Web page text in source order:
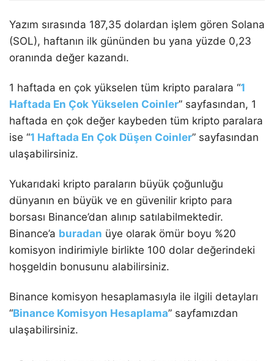
Yazım sırasında 187,35 dolardan işlem gören Solana
(SOL), haftanın ilk gününden bu yana yüzde 0,23
oranında değer kazandı.
1 haftada en çok yükselen tüm kripto paralara “1
Haftada En Çok Yükselen Coinler” sayfasından, 1
haftada en çok değer kaybeden tüm kripto paralara
ise “1 Haftada En Çok Düşen Coinler” sayfasından
ulaşabilirsiniz.
Yukarıdaki kripto paraların büyük çoğunluğu
dünyanın en büyük ve en güvenilir kripto para
borsası Binance’dan alınıp satılabilmektedir.
Binance’a buradan üye olarak ömür boyu %20
komisyon indirimiyle birlikte 100 dolar değerindeki
hoşgeldin bonusunu alabilirsiniz.
Binance komisyon hesaplamasıyla ile ilgili detayları
“Binance Komisyon Hesaplama” sayfamızdan
ulaşabilirsiniz.